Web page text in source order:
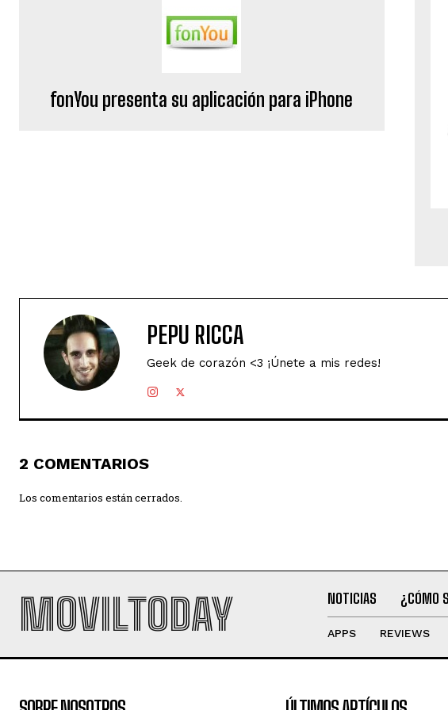
fonYou presenta su aplicación para iPhone
PEPU RICCA
Geek de corazón <3 ¡Únete a mis redes!
2 COMENTARIOS
Los comentarios están cerrados.
MOVILTODAY NOTICIAS ¿CÓMO
APPS REVIEWS